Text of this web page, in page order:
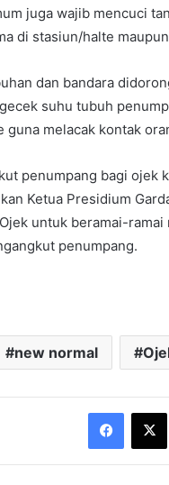
juga wajib mencuci
di stasiun/halte
dan bandara
suhu tubuh
guna melacak kontak
penumpang bagi ojek
Ketua Presidium
untuk beramai-
penumpang.
new normal
X